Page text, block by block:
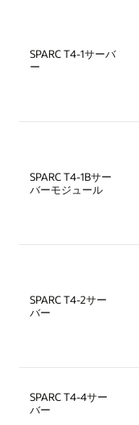
SPARC T4-1サーバ
ー
SPARC T4-1Bサー
バーモジュール
SPARC T4-2サー
バー
SPARC T4-4サー
バー